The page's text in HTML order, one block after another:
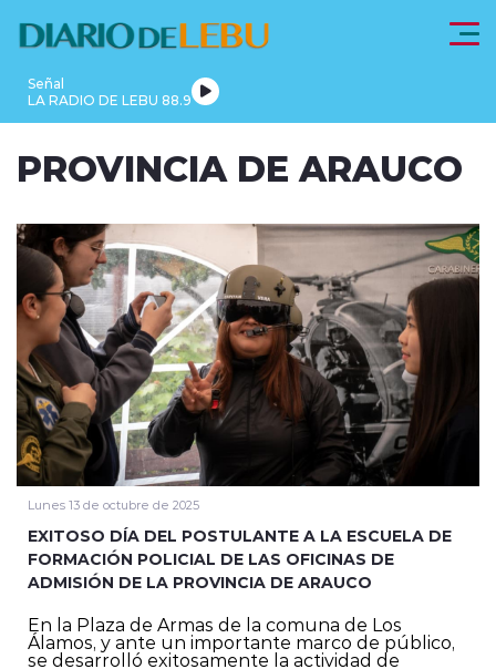
Señal
LA RADIO DE LEBU 88.9
LEBU
PROVINCIA
DE
ARAUCO
REGIONALESFRONTELACTUALIDAD
modo claro
PROVINCIA DE ARAUCO
Lunes 13 de octubre de 2025
EXITOSO DÍA DEL POSTULANTE A LA ESCUELA DE
FORMACIÓN POLICIAL DE LAS OFICINAS DE
ADMISIÓN DE LA PROVINCIA DE ARAUCO
En la Plaza de Armas de la comuna de Los
Álamos, y ante un importante marco de público,
se desarrolló exitosamente la actividad de